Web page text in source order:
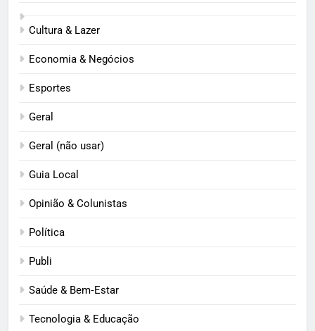
Cultura & Lazer
Economia & Negócios
Esportes
Geral
Geral (não usar)
Guia Local
Opinião & Colunistas
Política
Publi
Saúde & Bem‑Estar
Tecnologia & Educação